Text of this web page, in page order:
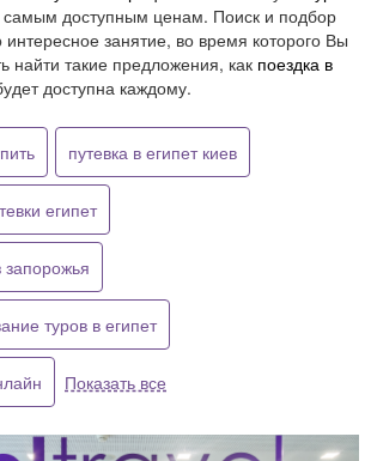
самым доступным ценам. Поиск и подбор
интересное занятие, во время которого Вы
найти такие предложения, как поездка в
доступна каждому.
путевка в египет киев
египет
запорожья
туров в египет
Показать все